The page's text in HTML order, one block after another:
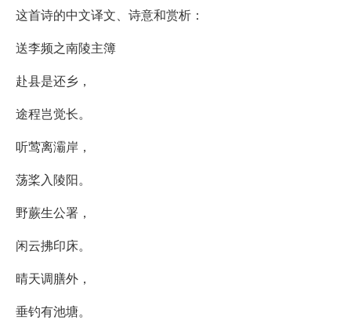
这首诗的中文译文、诗意和赏析：
送李频之南陵主簿
赴县是还乡，
途程岂觉长。
听莺离灞岸，
荡桨入陵阳。
野蕨生公署，
闲云拂印床。
晴天调膳外，
垂钓有池塘。